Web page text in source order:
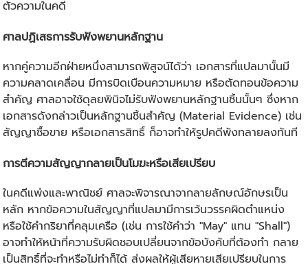
ตัวความในคดี
ศาลปฏิเสธการรับฟังพยานหลักฐาน
หากคู่ความอีกฝ่ายหนึ่งสามารถพิสูจน์ได้ว่า เอกสารที่แปลมานั้นมี
ความคลาดเคลื่อน มีการบิดเบือนความหมาย หรือตัดทอนข้อความ
สำคัญ ศาลอาจใช้ดุลยพินิจไม่รับฟังพยานหลักฐานชิ้นนั้นๆ ซึ่งหาก
เอกสารดังกล่าวเป็นหลักฐานชิ้นสำคัญ (Material Evidence) เช่น
สัญญาซื้อขาย หรือเอกสารสิทธิ์ ก็อาจทำให้รูปคดีพังทลายลงทันที
การตีความสัญญากลายเป็นโมฆะหรือเสียเปรียบ
ในคดีแพ่งและพาณิชย์ ศาลจะพิจารณาจากลายลักษณ์อักษรเป็น
หลัก หากข้อความในสัญญาที่แปลมามีการเว้นวรรคผิดตำแหน่ง
หรือใช้คำกริยาที่คลุมเครือ (เช่น การใช้คำว่า "May" แทน "Shall")
อาจทำให้หน้าที่ความรับผิดชอบเปลี่ยนจากข้อบังคับที่ต้องทำ กลาย
เป็นสิทธิ์ที่จะทำหรือไม่ทำก็ได้ ส่งผลให้ผู้เสียหายเสียเปรียบในการ